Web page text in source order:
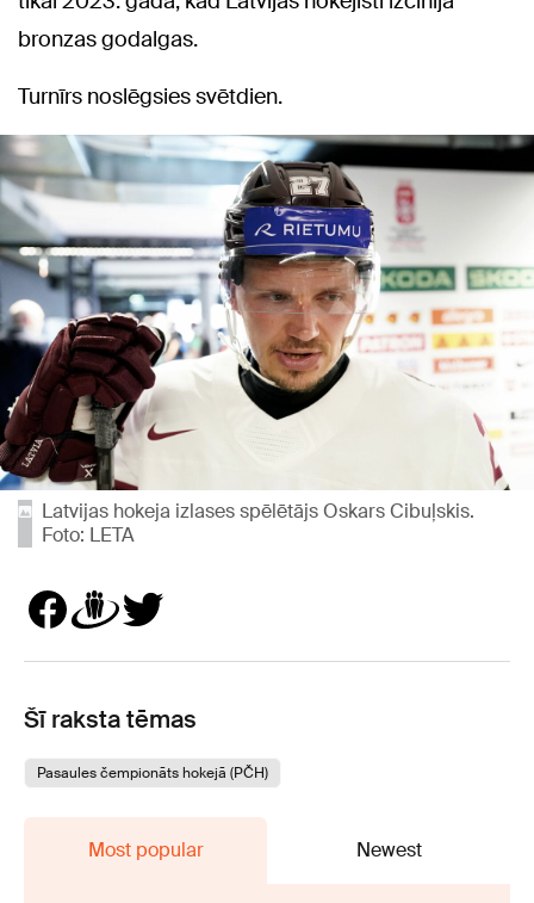
bronzas godalgas.
Turnīrs noslēgsies svētdien.
Latvijas hokeja izlases spēlētājs Oskars Cibuļskis.
Foto: LETA
Šī raksta tēmas
Pasaules čempionāts hokejā (PČH)
Most popular Newest